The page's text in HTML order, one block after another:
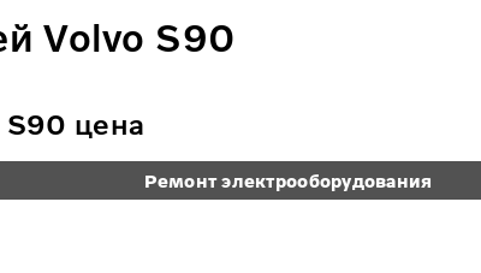
Volvo S90
S90 цена
Ремонт электрооборудования